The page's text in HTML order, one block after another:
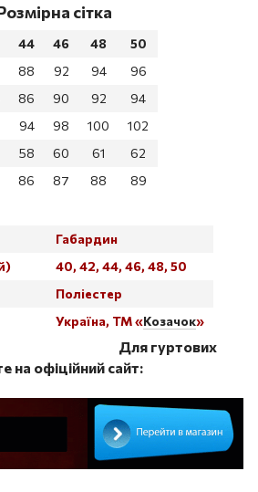
сітка
44 46 48
50
88 92 94
96
86 90 92
94
94 98 100
102
58 60 61
62
86 87 88 89
Габардин
40, 42, 44, 46, 48, 50
Поліестер
Україна, ТМ «Козачок»
Для гуртових
на офіційний сайт: